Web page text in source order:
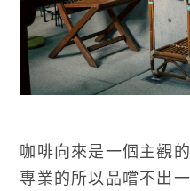
咖啡向來是一個主觀
專業的所以品嚐不出